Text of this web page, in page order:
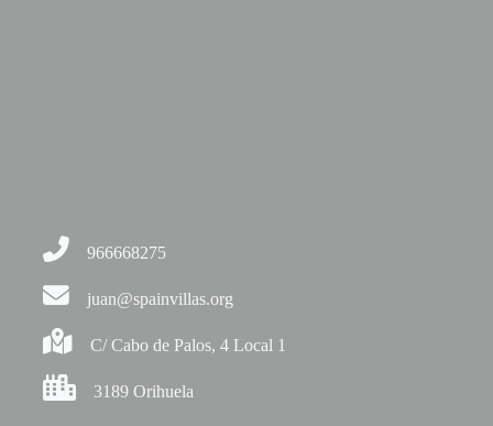
966668275
juan@spainvillas.org
C/ Cabo de Palos, 4 Local 1
3189 Orihuela